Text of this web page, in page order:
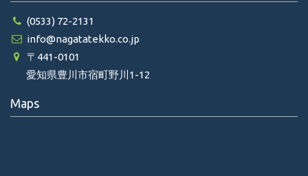
(0533) 72-2131
info@nagatatekko.co.jp
〒441-0101
愛知県豊川市宿町野川1-12
Maps